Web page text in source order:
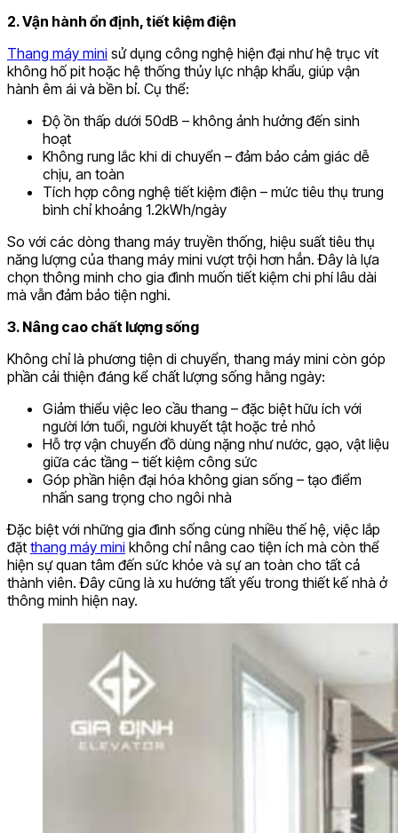
2. Vận hành ổn định, tiết kiệm điện
Thang máy mini sử dụng công nghệ hiện đại như hệ trục vít
không hố pit hoặc hệ thống thủy lực nhập khẩu, giúp vận
hành êm ái và bền bỉ. Cụ thể:
Độ ồn thấp dưới 50dB – không ảnh hưởng đến sinh
hoạt
Không rung lắc khi di chuyển – đảm bảo cảm giác dễ
chịu, an toàn
Tích hợp công nghệ tiết kiệm điện – mức tiêu thụ trung
bình chỉ khoảng 1.2kWh/ngày
So với các dòng thang máy truyền thống, hiệu suất tiêu thụ
năng lượng của thang máy mini vượt trội hơn hẳn. Đây là lựa
chọn thông minh cho gia đình muốn tiết kiệm chi phí lâu dài
mà vẫn đảm bảo tiện nghi.
3. Nâng cao chất lượng sống
Không chỉ là phương tiện di chuyển, thang máy mini còn góp
phần cải thiện đáng kể chất lượng sống hằng ngày:
Giảm thiểu việc leo cầu thang – đặc biệt hữu ích với
người lớn tuổi, người khuyết tật hoặc trẻ nhỏ
Hỗ trợ vận chuyển đồ dùng nặng như nước, gạo, vật liệu
giữa các tầng – tiết kiệm công sức
Góp phần hiện đại hóa không gian sống – tạo điểm
nhấn sang trọng cho ngôi nhà
Đặc biệt với những gia đình sống cùng nhiều thế hệ, việc lắp
đặt thang máy mini không chỉ nâng cao tiện ích mà còn thể
hiện sự quan tâm đến sức khỏe và sự an toàn cho tất cả
thành viên. Đây cũng là xu hướng tất yếu trong thiết kế nhà ở
thông minh hiện nay.